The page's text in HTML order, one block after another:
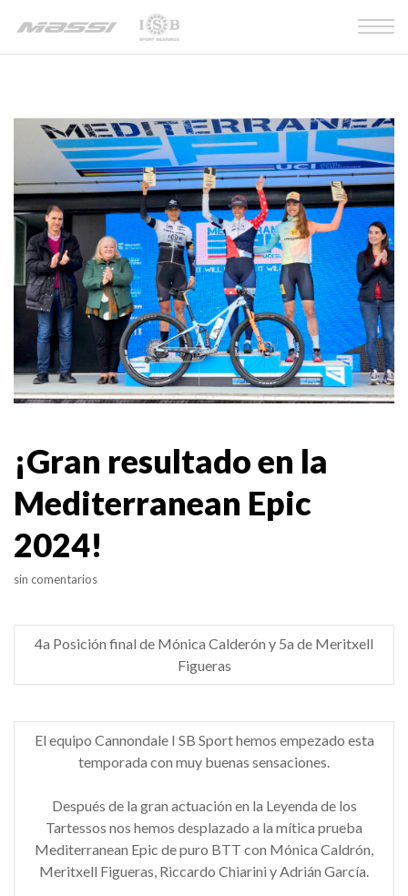
¡Gran resultado en la
Mediterranean Epic
2024!
sin comentarios
4a Posición final de Mónica Calderón y 5a de Meritxell
Figueras
El equipo Cannondale I SB Sport hemos empezado esta
temporada con muy buenas sensaciones.
Después de la gran actuación en la Leyenda de los
Tartessos nos hemos desplazado a la mítica prueba
Mediterranean Epic de puro BTT con Mónica Caldrón,
Meritxell Figueras, Riccardo Chiarini y Adrián García.